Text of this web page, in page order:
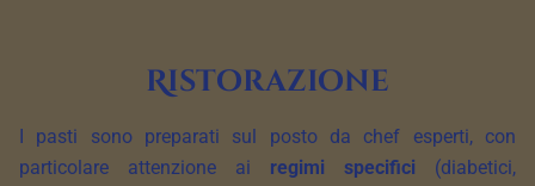
Ristorazione
I pasti sono preparati sul posto da chef esperti, con
particolare attenzione ai regimi specifici (diabetici,